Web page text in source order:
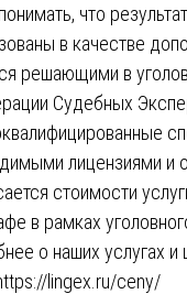
что
в качестве
решающими в
Судебных
лицензиями и
стоимости
в рамках
о наших услугах
lingex.ru/ceny/